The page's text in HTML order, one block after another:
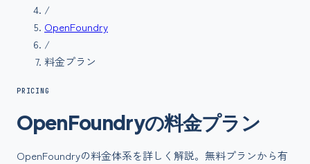
/
OpenFoundry
/
料金プラン
PRICING
OpenFoundryの料金プラン
OpenFoundryの料金体系を詳しく解説。無料プランから有